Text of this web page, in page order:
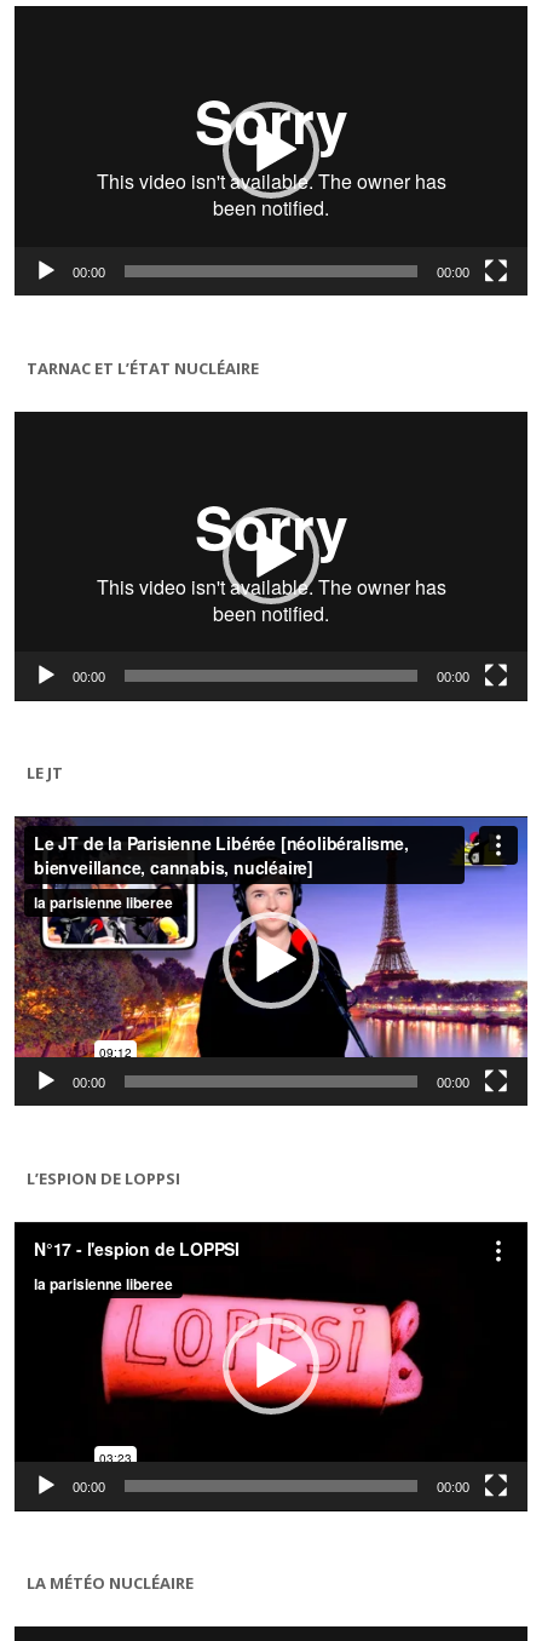
Lecteur
00:00 00:00
TARNAC ET L’ÉTAT NUCLÉAIRE
Lecteur
00:00 00:00
LE JT
Lecteur
vidéo
00:00 00:00
L’ESPION DE LOPPSI
Lecteur
vidéo
00:00 00:00
LA MÉTÉO NUCLÉAIRE
Lecteur